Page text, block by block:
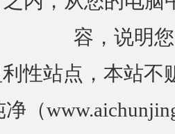
容，说明
性站点，本站不
（